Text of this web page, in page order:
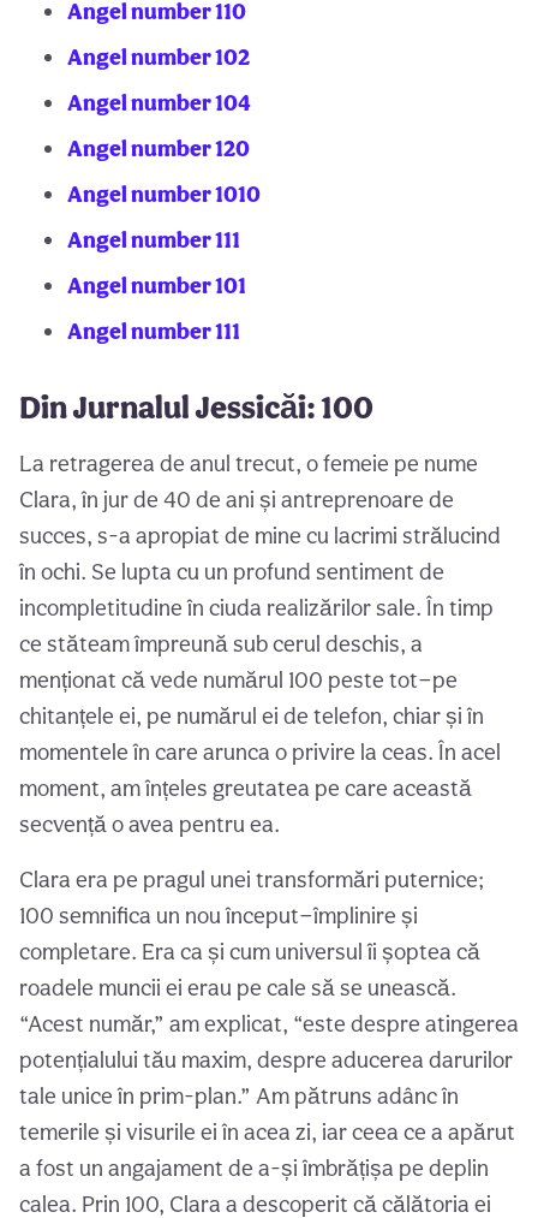
Angel number 110
Angel number 102
Angel number 104
Angel number 120
Angel number 1010
Angel number 111
Angel number 101
Angel number 111
Din Jurnalul Jessicăi: 100
La retragerea de anul trecut, o femeie pe nume
Clara, în jur de 40 de ani și antreprenoare de
succes, s-a apropiat de mine cu lacrimi strălucind
în ochi. Se lupta cu un profund sentiment de
incompletitudine în ciuda realizărilor sale. În timp
ce stăteam împreună sub cerul deschis, a
menționat că vede numărul 100 peste tot—pe
chitanțele ei, pe numărul ei de telefon, chiar și în
momentele în care arunca o privire la ceas. În acel
moment, am înțeles greutatea pe care această
secvență o avea pentru ea.
Clara era pe pragul unei transformări puternice;
100 semnifica un nou început—împlinire și
completare. Era ca și cum universul îi șoptea că
roadele muncii ei erau pe cale să se unească.
“Acest număr,” am explicat, “este despre atingerea
potențialului tău maxim, despre aducerea darurilor
tale unice în prim-plan.” Am pătruns adânc în
temerile și visurile ei în acea zi, iar ceea ce a apărut
a fost un angajament de a-și îmbrățișa pe deplin
calea. Prin 100, Clara a descoperit că călătoria ei